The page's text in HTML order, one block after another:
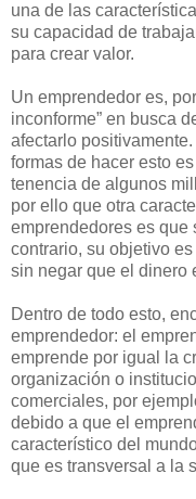
una de las
su capacidad de
para crear valor.
Un emprendedor es,
inconforme” en busca
afectarlo
formas de hacer esto
tenencia de algunos
por ello que otra
emprendedores es que
contrario, su objetivo
sin negar que el dinero
Dentro de todo esto,
emprendedor: el
emprende por igual la
organización o
comerciales, por
debido a que el
característico del
que es transversal a la